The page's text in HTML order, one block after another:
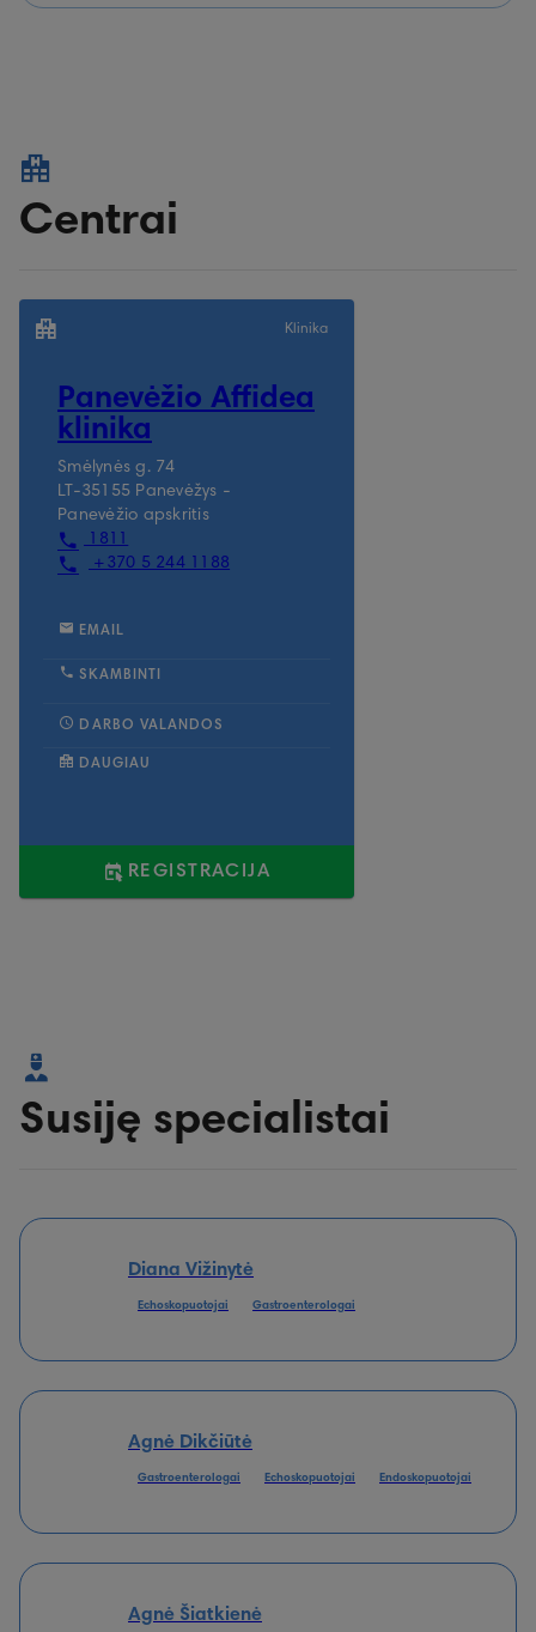
Centrai
Klinika
Panevėžio Affidea
klinika
Smėlynės g. 74
LT-35155 Panevėžys -
Panevėžio apskritis
1811
+370 5 244 1188
EMAIL
SKAMBINTI
DARBO VALANDOS
DAUGIAU
REGISTRACIJA
Susiję specialistai
Diana Vižinytė
Echoskopuotojai Gastroenterologai
Agnė Dikčiūtė
Gastroenterologai Echoskopuotojai Endoskopuotojai
Agnė Šiatkienė